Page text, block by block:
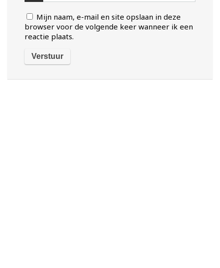
Mijn naam, e-mail en site opslaan in deze
browser voor de volgende keer wanneer ik een
reactie plaats.